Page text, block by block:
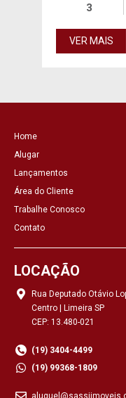
3
VER MAIS
Home
Alugar
Lançamentos
Área do Cliente
Trabalhe Conosco
Contato
LOCAÇÃO
Rua Deputado Otávio
Centro | Limeira SP
CEP: 13.480-021
(19) 3404-4499
(19) 99368-1809